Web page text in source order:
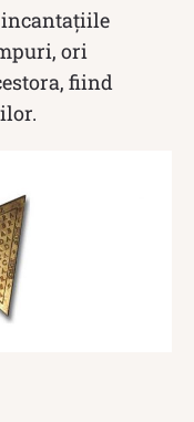
incantațiile
ori
fiind